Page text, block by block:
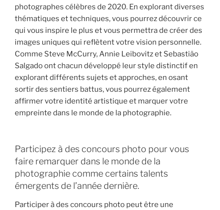
photographes célèbres de 2020. En explorant diverses
thématiques et techniques, vous pourrez découvrir ce
qui vous inspire le plus et vous permettra de créer des
images uniques qui reflètent votre vision personnelle.
Comme Steve McCurry, Annie Leibovitz et Sebastião
Salgado ont chacun développé leur style distinctif en
explorant différents sujets et approches, en osant
sortir des sentiers battus, vous pourrez également
affirmer votre identité artistique et marquer votre
empreinte dans le monde de la photographie.
Participez à des concours photo pour vous
faire remarquer dans le monde de la
photographie comme certains talents
émergents de l’année dernière.
Participer à des concours photo peut être une